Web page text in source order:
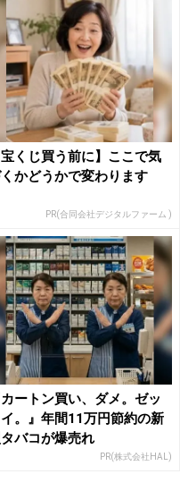
宝くじ買う前に】ここで気
かどうかで変わります
PR(合同会社デジタルファーム )
カートン買い、ダメ。ゼッ
。』年間11万円節約の新
バコが爆売れ
PR(株式会社HAL)